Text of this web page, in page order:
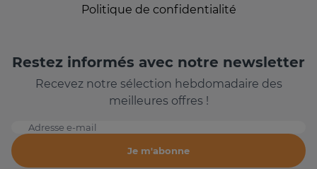
Politique de confidentialité
Restez informés avec notre newsletter
Recevez notre sélection hebdomadaire des
meilleures offres !
Adresse e-mail
Je m'abonne